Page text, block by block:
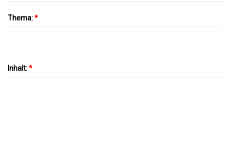
Thema:*
Inhalt:*